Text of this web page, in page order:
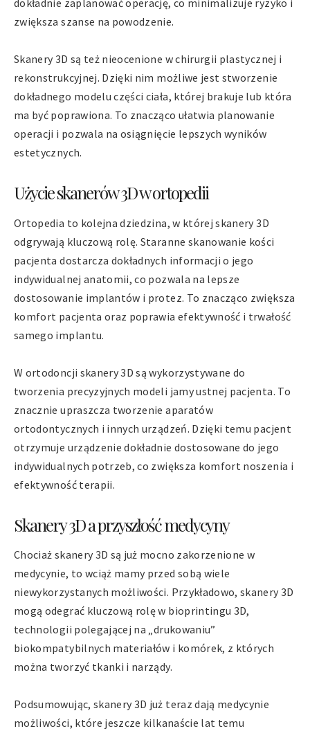
dokładnie zaplanować operację, co minimalizuje ryzyko i
zwiększa szanse na powodzenie.
Skanery 3D są też nieocenione w chirurgii plastycznej i
rekonstrukcyjnej. Dzięki nim możliwe jest stworzenie
dokładnego modelu części ciała, której brakuje lub która
ma być poprawiona. To znacząco ułatwia planowanie
operacji i pozwala na osiągnięcie lepszych wyników
estetycznych.
Użycie skanerów 3D w ortopedii
Ortopedia to kolejna dziedzina, w której skanery 3D
odgrywają kluczową rolę. Staranne skanowanie kości
pacjenta dostarcza dokładnych informacji o jego
indywidualnej anatomii, co pozwala na lepsze
dostosowanie implantów i protez. To znacząco zwiększa
komfort pacjenta oraz poprawia efektywność i trwałość
samego implantu.
W ortodoncji skanery 3D są wykorzystywane do
tworzenia precyzyjnych modeli jamy ustnej pacjenta. To
znacznie upraszcza tworzenie aparatów
ortodontycznych i innych urządzeń. Dzięki temu pacjent
otrzymuje urządzenie dokładnie dostosowane do jego
indywidualnych potrzeb, co zwiększa komfort noszenia i
efektywność terapii.
Skanery 3D a przyszłość medycyny
Chociaż skanery 3D są już mocno zakorzenione w
medycynie, to wciąż mamy przed sobą wiele
niewykorzystanych możliwości. Przykładowo, skanery 3D
mogą odegrać kluczową rolę w bioprintingu 3D,
technologii polegającej na „drukowaniu”
biokompatybilnych materiałów i komórek, z których
można tworzyć tkanki i narządy.
Podsumowując, skanery 3D już teraz dają medycynie
możliwości, które jeszcze kilkanaście lat temu